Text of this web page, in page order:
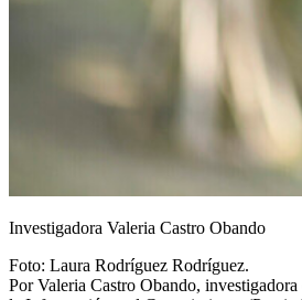
Investigadora Valeria Castro Obando
Foto: Laura Rodríguez Rodríguez.
Por Valeria Castro Obando,